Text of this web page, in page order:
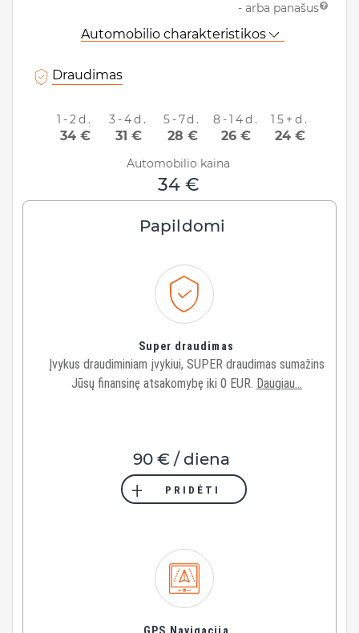
Grąžinimo informacija
Grąžinti automobilį ten pat
ATNAUJINTI
- arba panašus
Automobilio charakteristikos
Draudimas
1-2d.
34 €
3-4d.
31 €
5-7d.
28 €
8-14d.
26 €
15+d.
24 €
Automobilio kaina
34 €
Papildomi
Super draudimas
Įvykus draudiminiam įvykiui, SUPER draudimas sumažins
Jūsų finansinę atsakomybę iki 0 EUR. Daugiau...
90 € / diena
PRIDĖTI
GPS Navigacija